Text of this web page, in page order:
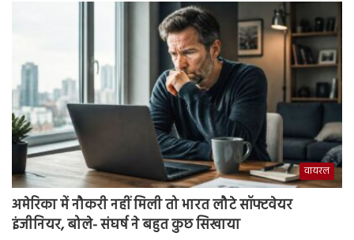
वायरल
अमेरिका में नौकरी नहीं मिली तो भारत लौटे सॉफ्टवेयर
इंजीनियर, बोले- संघर्ष ने बहुत कुछ सिखाया